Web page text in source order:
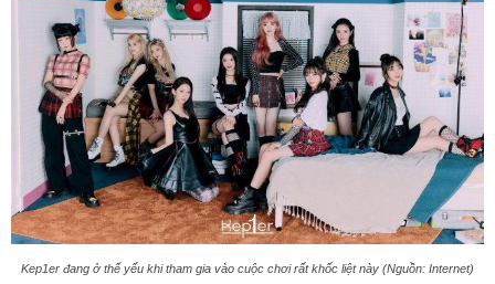
Kep1er đang ở thế yếu khi tham gia vào cuộc chơi rất khốc liệt này (Nguồn: Internet)